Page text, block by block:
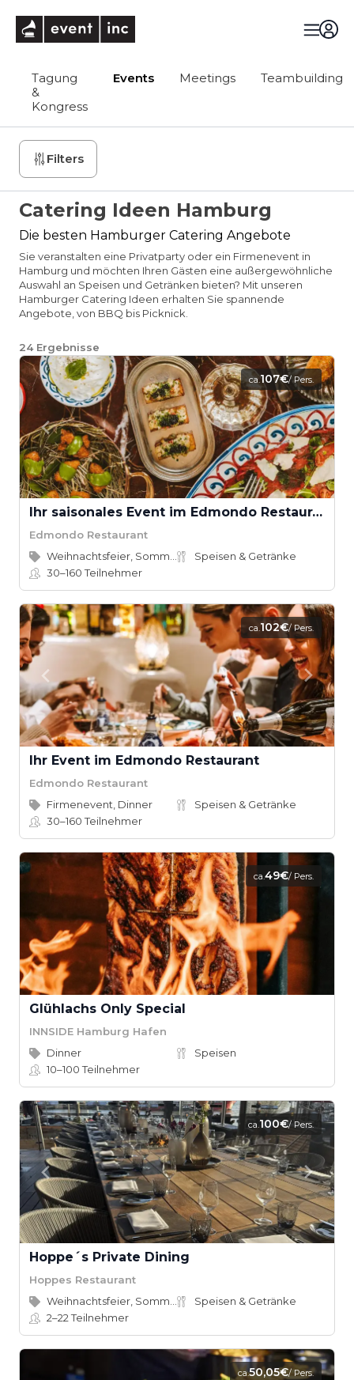
Tagung
&
Kongress
Events Meetings Teambuilding
Filters
Catering Ideen Hamburg
Die besten Hamburger Catering Angebote
Sie veranstalten eine Privatparty oder ein Firmenevent in
Hamburg und möchten Ihren Gästen eine außergewöhnliche
Auswahl an Speisen und Getränken bieten? Mit unseren
Hamburger Catering Ideen erhalten Sie spannende
Angebote, von BBQ bis Picknick.
24 Ergebnisse
ca.107€/ Pers.
Ihr saisonales Event im Edmondo Restaurant
Edmondo Restaurant
Speisen & Getränke
30–160Teilnehmer
ca.102€/ Pers.
Ihr Event im Edmondo Restaurant
Edmondo Restaurant
Firmenevent, Dinner
Speisen & Getränke
30–160Teilnehmer
ca.49€/ Pers.
Glühlachs Only Special
INNSIDE Hamburg Hafen
Dinner
Speisen
10–100Teilnehmer
ca.100€/ Pers.
Hoppe´s Private Dining
Hoppes Restaurant
Speisen & Getränke
2–22Teilnehmer
ca.50,05€/ Pers.